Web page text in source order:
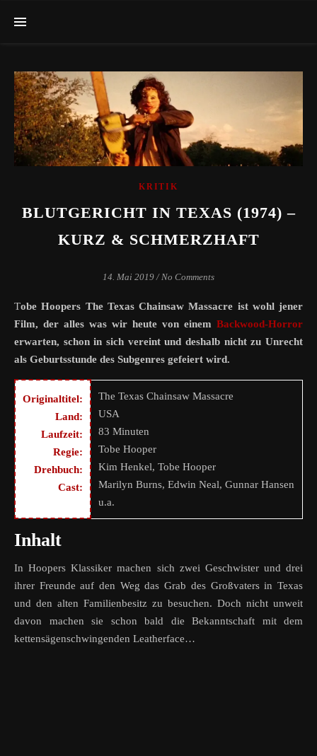
KRITIK
BLUTGERICHT IN TEXAS (1974) –
KURZ & SCHMERZHAFT
14. Mai 2019 / No Comments
Tobe Hoopers The Texas Chainsaw Massacre ist wohl jener
Film, der alles was wir heute von einem Backwood-Horror
erwarten, schon in sich vereint und deshalb nicht zu Unrecht
als Geburtsstunde des Subgenres gefeiert wird.
Originaltitel:
Land:
Laufzeit:
Regie:
Drehbuch:
Cast:
The Texas Chainsaw Massacre
USA
83 Minuten
Tobe Hooper
Kim Henkel, Tobe Hooper
Marilyn Burns, Edwin Neal, Gunnar Hansen
u.a.
Inhalt
In Hoopers Klassiker machen sich zwei Geschwister und drei
ihrer Freunde auf den Weg das Grab des Großvaters in Texas
und den alten Familienbesitz zu besuchen. Doch nicht unweit
davon machen sie schon bald die Bekanntschaft mit dem
kettensägenschwingenden Leatherface…